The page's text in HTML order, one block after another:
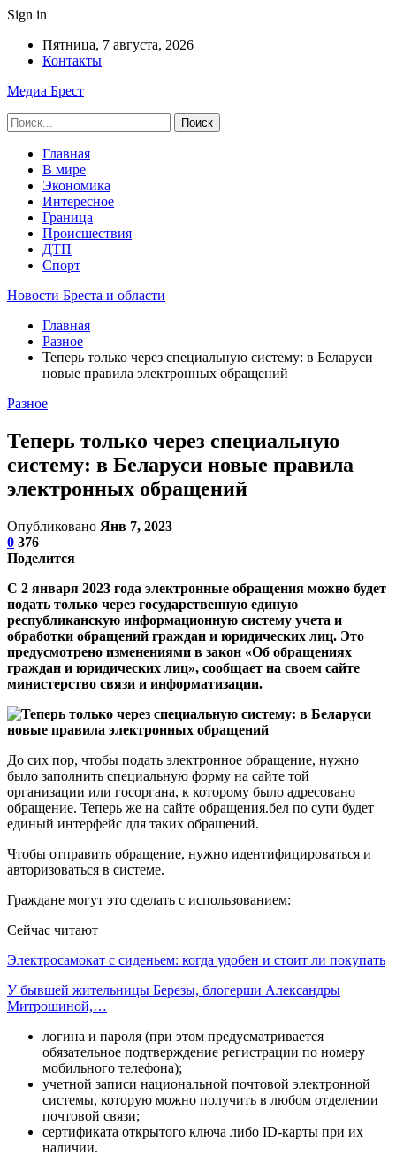
Sign in
Пятница, 7 августа, 2026
Контакты
Медиа Брест
Главная
В мире
Экономика
Интересное
Граница
Происшествия
ДТП
Спорт
Новости Бреста и области
Главная
Разное
Теперь только через специальную систему: в Беларуси
новые правила электронных обращений
Разное
Теперь только через специальную
систему: в Беларуси новые правила
электронных обращений
Опубликовано Янв 7, 2023
0 376
Поделится
С 2 января 2023 года электронные обращения можно будет
подать только через государственную единую
республиканскую информационную систему учета и
обработки обращений граждан и юридических лиц. Это
предусмотрено изменениями в закон «Об обращениях
граждан и юридических лиц», сообщает на своем сайте
министерство связи и информатизации.
До сих пор, чтобы подать электронное обращение, нужно
было заполнить специальную форму на сайте той
организации или госоргана, к которому было адресовано
обращение. Теперь же на сайте обращения.бел по сути будет
единый интерфейс для таких обращений.
Чтобы отправить обращение, нужно идентифицироваться и
авторизоваться в системе.
Граждане могут это сделать с использованием:
Сейчас читают
Электросамокат с сиденьем: когда удобен и стоит ли покупать
У бывшей жительницы Березы, блогерши Александры
Митрошиной,…
логина и пароля (при этом предусматривается
обязательное подтверждение регистрации по номеру
мобильного телефона);
учетной записи национальной почтовой электронной
системы, которую можно получить в любом отделении
почтовой связи;
сертификата открытого ключа либо ID-карты при их
наличии.